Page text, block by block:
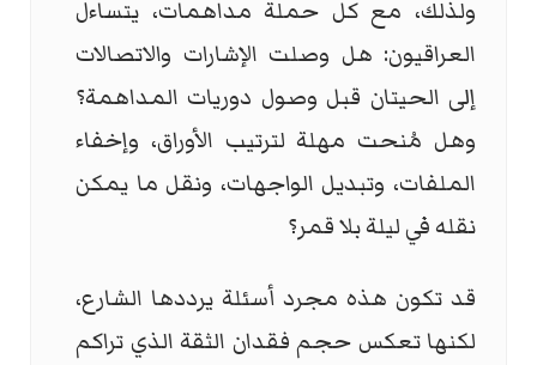
ولذلك، مع كل حملة مداهمات، يتساءل
العراقيون: هل وصلت الإشارات والاتصالات
إلى الحيتان قبل وصول دوريات المداهمة؟
وهل مُنحت مهلة لترتيب الأوراق، وإخفاء
الملفات، وتبديل الواجهات، ونقل ما يمكن
نقله في ليلة بلا قمر؟
قد تكون هذه مجرد أسئلة يرددها الشارع،
لكنها تعكس حجم فقدان الثقة الذي تراكم